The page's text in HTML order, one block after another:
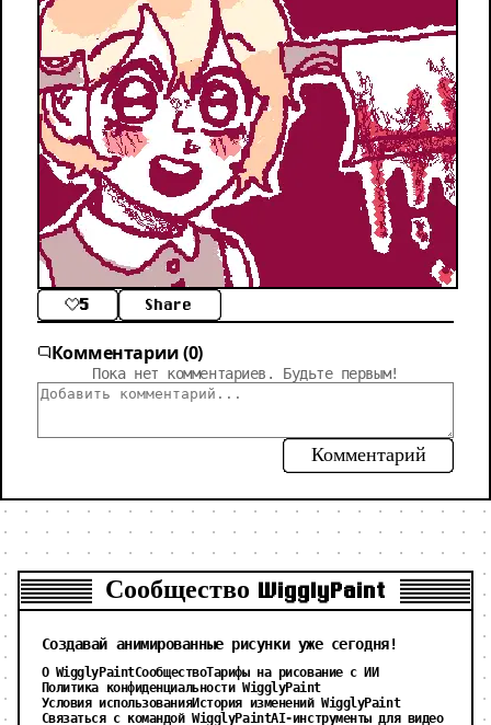
5 Share
Комментарии (0)
Пока нет комментариев. Будьте первым!
Комментарий
Сообщество WigglyPaint
Создавай анимированные рисунки уже сегодня!
О WigglyPaintСообществоТарифы на рисование с ИИ
Политика конфиденциальности WigglyPaint
Условия использованияИстория изменений WigglyPaint
Связаться с командой WigglyPaintAI-инструменты для видео